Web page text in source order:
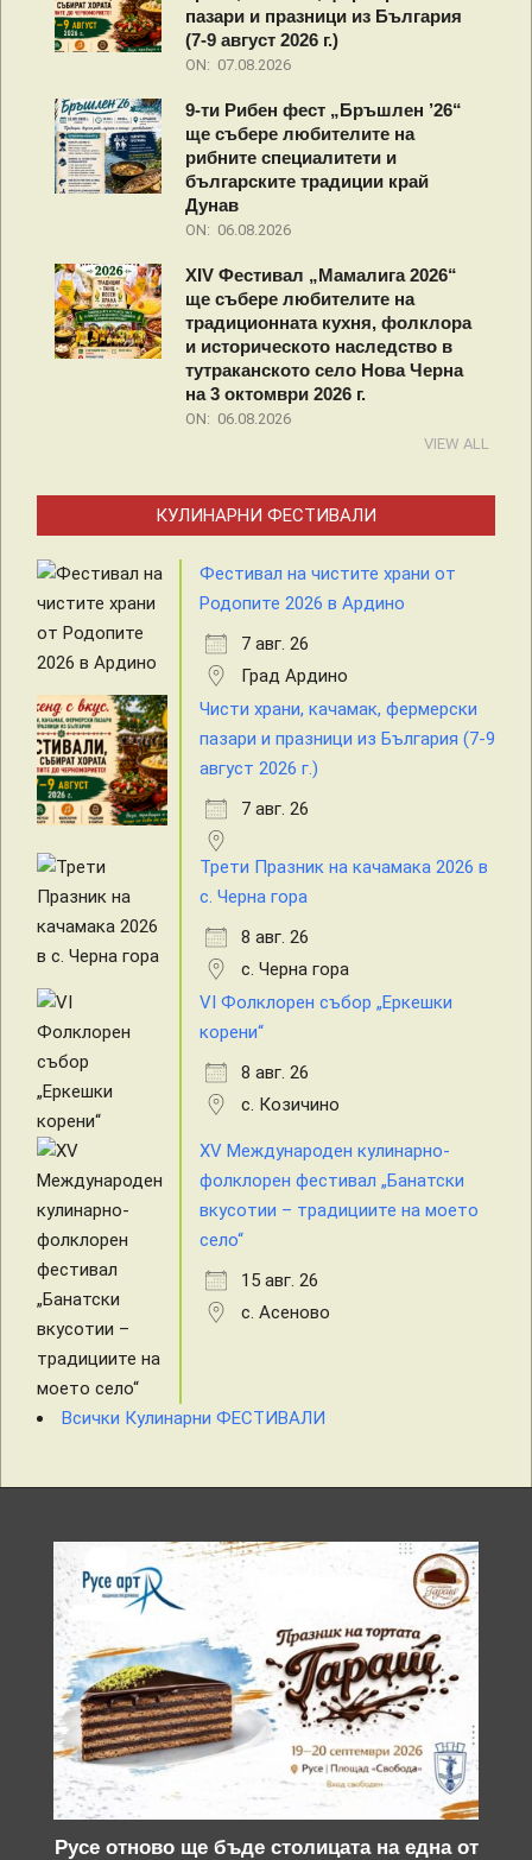
пазари и празници из България
(7-9 август 2026 г.)
ON: 07.08.2026
9-ти Рибен фест „Бръшлен ’26“
ще събере любителите на
рибните специалитети и
българските традиции край
Дунав
ON: 06.08.2026
XIV Фестивал „Мамалига 2026“
ще събере любителите на
традиционната кухня, фолклора
и историческото наследство в
тутраканското село Нова Черна
на 3 октомври 2026 г.
ON: 06.08.2026
VIEW ALL
КУЛИНАРНИ ФЕСТИВАЛИ
Фестивал на чистите храни от
Родопите 2026 в Ардино
7 авг. 26
Град Ардино
Чисти храни, качамак, фермерски
пазари и празници из България (7-9
август 2026 г.)
7 авг. 26
Трети Празник на качамака 2026 в
с. Черна гора
8 авг. 26
с. Черна гора
VI Фолклорен събор „Еркешки
корени“
8 авг. 26
с. Козичино
XV Международен кулинарно-
фолклорен фестивал „Банатски
вкусотии – традициите на моето
село“
15 авг. 26
с. Асеново
Всички Кулинарни ФЕСТИВАЛИ
Русе отново ще бъде столицата на една от